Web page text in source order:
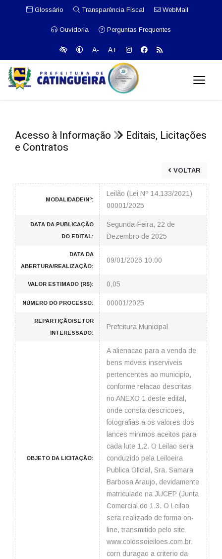
Glossário Transparência Fiscal WebMail
Ouvidoria Perguntas Frequentes
A- A+
Acesso à Informação
Editais, Licitações
e Contratos
VOLTAR
MODALIDADE/Nº:
Leilão (Lei Nº 14.133/2021)
00001/2025
DATA DA PUBLICAÇÃO
DO EDITAL:
Segunda-Feira, 22 de
Dezembro de 2025
DATA DA
ABERTURA/REALIZAÇÃO:
09/01/2026 10:00
VALOR ESTIMADO (R$): 0,05
NÚMERO DO PROCESSO: 00001/2025
REPARTIÇÃO/SETOR
INTERESSADO:
Prefeitura Municipal
OBJETO DA LICITAÇÃO:
A alienacao para a venda de
bens mdveis inserviveis
pertencentes ao municipio,
conforme relacao descritas
no ANEXO 1 deste edital,
onde consta descricoes,
fotografias a os valores dos
lances minimos aceitos para
cada lute 1.2. O Leilao sera
conduzido pela Leiloeira
Publica Oficial, Sra. Samara
Barbosa Araujo, devidamente
matriculado na JUCEP (Junta
Comercial do 1.3. O Leilao
sera realizado de forma on-
line, transmitido pelo site
www.colossoieiloes.com.br,
corn duragao a criterio da